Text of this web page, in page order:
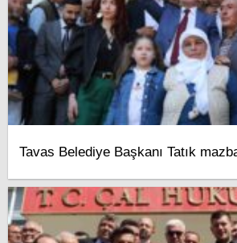
Tavas Belediye Başkanı Tatık